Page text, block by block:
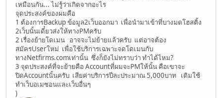
เหมือนกัน... ไม่รู้ว่าเกิดจากอะไร
จุดประสงค์ของผมคือ
1 ต้องการBackup ข้อมูล2เว็บออกมา เพื่อนำมาเข้าที่บางมดโฮสติ้ง
2เว็บนั้นเดี๋ยวส่งให้ทางPMครับ
2 เรื่องย้ายโดเมน อาจจะไม่ย้ายแล้วครับ แต่อาจต้อง
สมัครUserใหม่ เพื่อใช้บริการเฉพาะจดโดเมนกับ
ทางNetfirms.comเท่านั้น ซึ่งก็ยังไม่ทราบว่า ทำได้ไหม?
3 จุดประสงค์ที่จะย้ายคือ Accountที่ผมจะPMให้นั้น คือเขาจะ
ปิดAccountนั้นครับ เสียค่าบริการปีละประมาณ 5,000บาท เดิมใช้
ทำเว็บอเมซอนและเว็บอื่นๆ
)